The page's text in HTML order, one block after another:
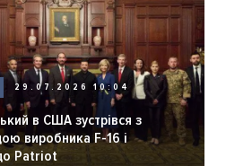
29.07.2026 10:04
в США зустрівся з
виробника F-16 і
Patriot